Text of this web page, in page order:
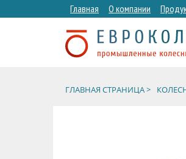
Главная О компании
ГЛАВНАЯ СТРАНИЦА >